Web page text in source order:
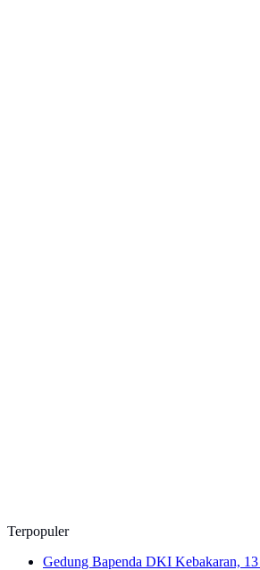
Terpopuler
Gedung Bapenda DKI Kebakaran,